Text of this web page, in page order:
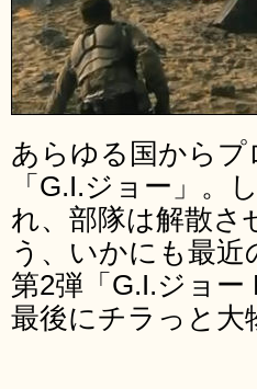
あらゆる国から
「G.I.ジョー」。
れ、部隊は解散
う、いかにも最
第2弾「G.I.ジョー
最後にチラっと大